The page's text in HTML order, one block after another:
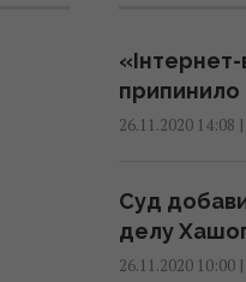
припинило
26.11.2020 14:08 |
Суд
делу
26.11.2020 10:00|